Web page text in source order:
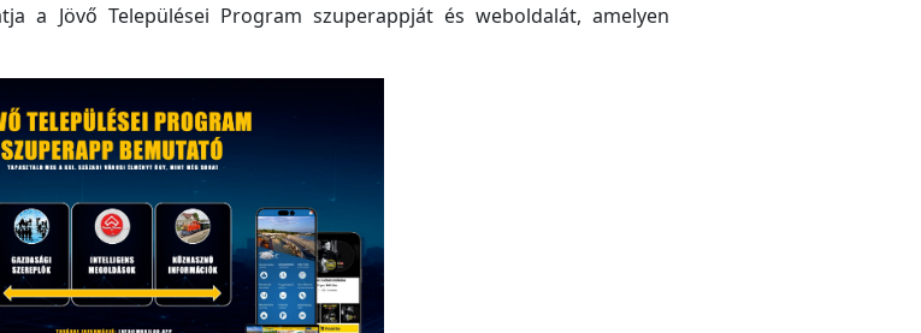
a Jövő Települései Program szuperappját és weboldalát, amelyen